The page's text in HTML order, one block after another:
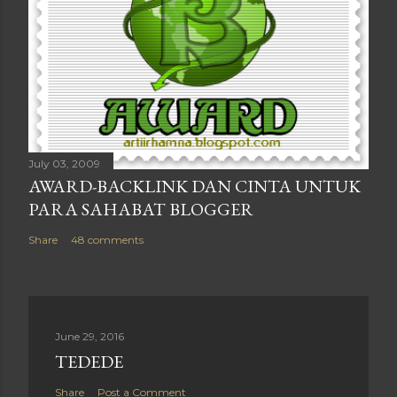
July 03, 2009
AWARD-BACKLINK DAN CINTA UNTUK
PARA SAHABAT BLOGGER
Share 48 comments
June 29, 2016
TEDEDE
Share Post a Comment